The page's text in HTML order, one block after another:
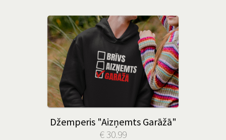
Džemperis "Aizņemts Garāžā"
€ 30.99